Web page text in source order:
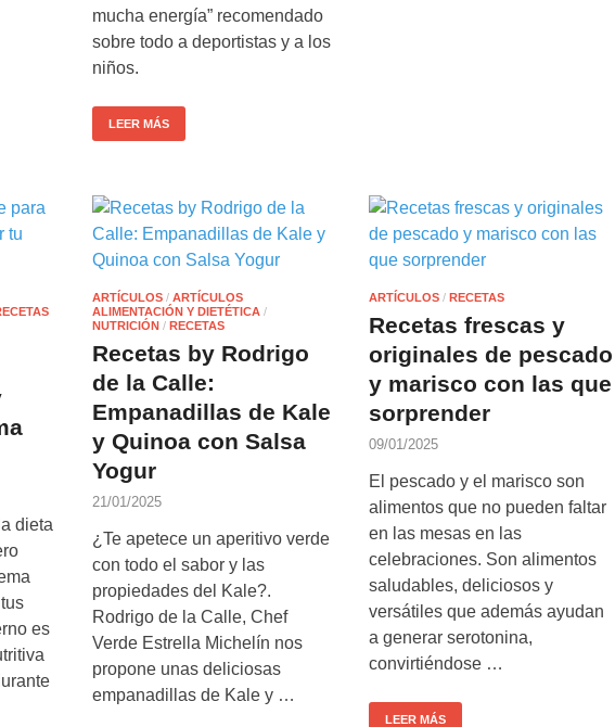
mucha energía” recomendado
sobre todo a deportistas y a los
niños.
LEER MÁS
dieta
es
ARTÍCULOS / ARTÍCULOS
ALIMENTACIÓN Y DIETÉTICA /
NUTRICIÓN / RECETAS
Recetas by Rodrigo
de la Calle:
Empanadillas de Kale
y Quinoa con Salsa
Yogur
21/01/2025
¿Te apetece un aperitivo verde
con todo el sabor y las
propiedades del Kale?.
Rodrigo de la Calle, Chef
Verde Estrella Michelín nos
propone unas deliciosas
empanadillas de Kale y …
ARTÍCULOS / RECETAS
Recetas frescas y
originales de pescado
y marisco con las que
sorprender
09/01/2025
El pescado y el marisco son
alimentos que no pueden faltar
en las mesas en las
celebraciones. Son alimentos
saludables, deliciosos y
versátiles que además ayudan
a generar serotonina,
convirtiéndose …
LEER MÁS